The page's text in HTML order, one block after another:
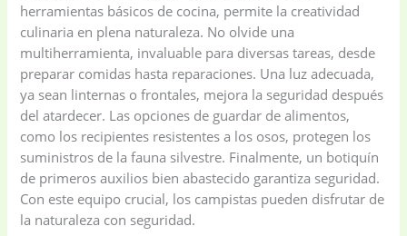
Ladies Tote Bag(5) Mens Fashion
Storage Bag(6) Three piece(0)
Uncategorized(15) Watches(0)
Women's bag(8) Womens Fashion
herramientas básicos de cocina, permite la creatividad
culinaria en plena naturaleza. No olvide una
multiherramienta, invaluable para diversas tareas, desde
preparar comidas hasta reparaciones. Una luz adecuada,
ya sean linternas o frontales, mejora la seguridad después
del atardecer. Las opciones de guardar de alimentos,
como los recipientes resistentes a los osos, protegen los
suministros de la fauna silvestre. Finalmente, un botiquín
de primeros auxilios bien abastecido garantiza seguridad.
Con este equipo crucial, los campistas pueden disfrutar de
la naturaleza con seguridad.